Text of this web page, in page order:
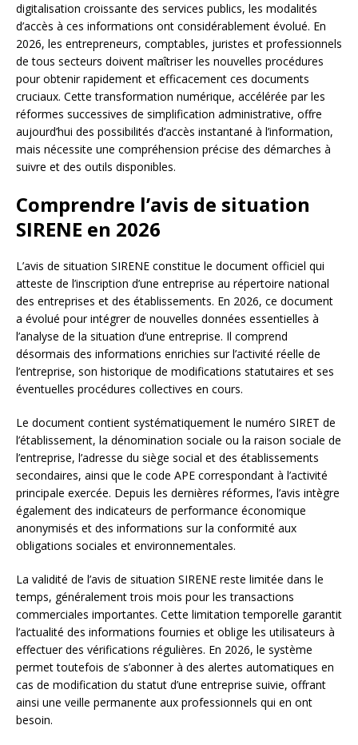
digitalisation croissante des services publics, les modalités
d’accès à ces informations ont considérablement évolué. En
2026, les entrepreneurs, comptables, juristes et professionnels
de tous secteurs doivent maîtriser les nouvelles procédures
pour obtenir rapidement et efficacement ces documents
cruciaux. Cette transformation numérique, accélérée par les
réformes successives de simplification administrative, offre
aujourd’hui des possibilités d’accès instantané à l’information,
mais nécessite une compréhension précise des démarches à
suivre et des outils disponibles.
Comprendre l’avis de situation
SIRENE en 2026
L’avis de situation SIRENE constitue le document officiel qui
atteste de l’inscription d’une entreprise au répertoire national
des entreprises et des établissements. En 2026, ce document
a évolué pour intégrer de nouvelles données essentielles à
l’analyse de la situation d’une entreprise. Il comprend
désormais des informations enrichies sur l’activité réelle de
l’entreprise, son historique de modifications statutaires et ses
éventuelles procédures collectives en cours.
Le document contient systématiquement le numéro SIRET de
l’établissement, la dénomination sociale ou la raison sociale de
l’entreprise, l’adresse du siège social et des établissements
secondaires, ainsi que le code APE correspondant à l’activité
principale exercée. Depuis les dernières réformes, l’avis intègre
également des indicateurs de performance économique
anonymisés et des informations sur la conformité aux
obligations sociales et environnementales.
La validité de l’avis de situation SIRENE reste limitée dans le
temps, généralement trois mois pour les transactions
commerciales importantes. Cette limitation temporelle garantit
l’actualité des informations fournies et oblige les utilisateurs à
effectuer des vérifications régulières. En 2026, le système
permet toutefois de s’abonner à des alertes automatiques en
cas de modification du statut d’une entreprise suivie, offrant
ainsi une veille permanente aux professionnels qui en ont
besoin.